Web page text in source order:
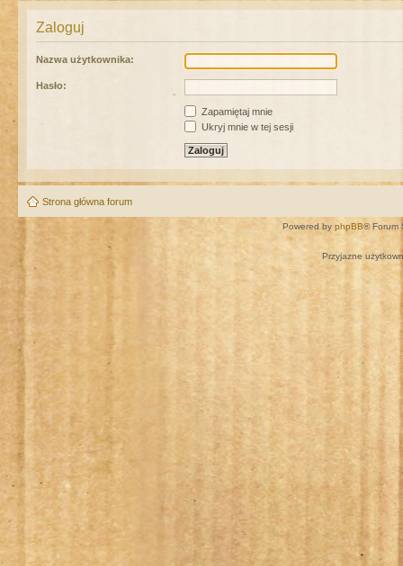
Zaloguj
Nazwa użytkownika:
Hasło:
Zapamiętaj mnie
Ukryj mnie w tej sesji
Strona główna forum
Powered by phpBB® Forum
Przyjazne